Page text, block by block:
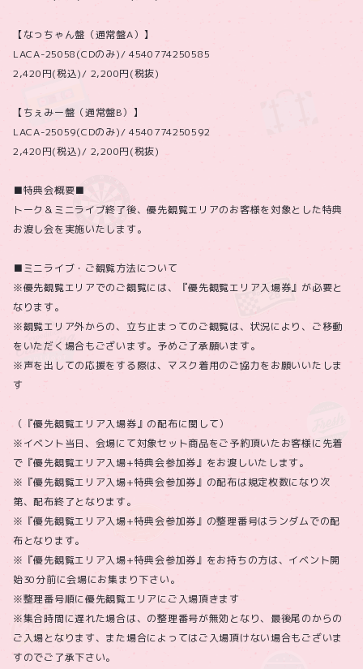
【なっちゃん盤（通常盤A）】
LACA-25058(CDのみ)/ 4540774250585
2,420円(税込)/ 2,200円(税抜)
【ちぇみー盤（通常盤B）】
LACA-25059(CDのみ)/ 4540774250592
2,420円(税込)/ 2,200円(税抜)
■特典会概要■
トーク＆ミニライブ終了後、優先観覧エリアのお客様を対象とした特典
お渡し会を実施いたします。
■ミニライブ・ご観覧方法について
※優先観覧エリアでのご観覧には、『優先観覧エリア入場券』が必要と
なります。
※観覧エリア外からの、立ち止まってのご観覧は、状況により、ご移動
をいただく場合もございます。予めご了承願います。
※声を出しての応援をする際は、マスク着用のご協力をお願いいたしま
す
（『優先観覧エリア入場券』の配布に関して）
※イベント当日、会場にて対象セット商品をご予約頂いたお客様に先着
で『優先観覧エリア入場+特典会参加券』をお渡しいたします。
※『優先観覧エリア入場+特典会参加券』の配布は規定枚数になり次
第、配布終了となります。
※『優先観覧エリア入場+特典会参加券』の整理番号はランダムでの配
布となります。
※『優先観覧エリア入場+特典会参加券』をお持ちの方は、イベント開
始30分前に会場にお集まり下さい。
※整理番号順に優先観覧エリアにご入場頂きます
※集合時間に遅れた場合は、の整理番号が無効となり、最後尾のからの
ご入場となります、また場合によってはご入場頂けない場合もございま
すのでご了承下さい。